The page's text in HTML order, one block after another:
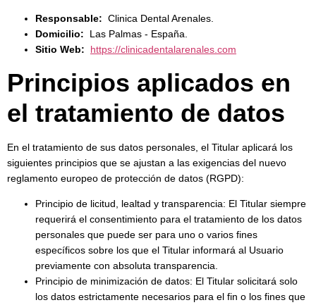
Responsable: Clinica Dental Arenales.
Domicilio: Las Palmas - España.
Sitio Web:
https://clinicadentalarenales.com
Principios aplicados en
el tratamiento de datos
En el tratamiento de sus datos personales, el Titular aplicará los
siguientes principios que se ajustan a las exigencias del nuevo
reglamento europeo de protección de datos (RGPD):
Principio de licitud, lealtad y transparencia: El Titular siempre
requerirá el consentimiento para el tratamiento de los datos
personales que puede ser para uno o varios fines
específicos sobre los que el Titular informará al Usuario
previamente con absoluta transparencia.
Principio de minimización de datos: El Titular solicitará solo
los datos estrictamente necesarios para el fin o los fines que